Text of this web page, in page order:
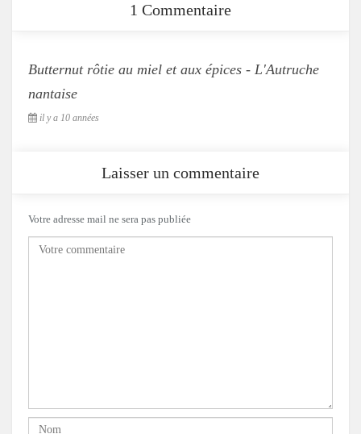
1 Commentaire
Butternut rôtie au miel et aux épices - L'Autruche
nantaise
il y a 10 années
Laisser un commentaire
Votre adresse mail ne sera pas publiée